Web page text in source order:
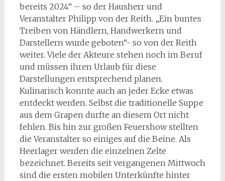
bereits 2024“ – so der Hausherr und
Veranstalter Philipp von der Reith. „Ein buntes
Treiben von Händlern, Handwerkern und
Darstellern wurde geboten“- so von der Reith
weiter. Viele der Akteure stehen noch im Beruf
und müssen ihren Urlaub für diese
Darstellungen entsprechend planen.
Kulinarisch konnte auch an jeder Ecke etwas
entdeckt werden. Selbst die traditionelle Suppe
aus dem Grapen durfte an diesem Ort nicht
fehlen. Bis hin zur großen Feuershow stellten
die Veranstalter so einiges auf die Beine. Als
Heerlager werden die einzelnen Zelte
bezeichnet. Bereits seit vergangenen Mittwoch
sind die ersten mobilen Unterkünfte hinter